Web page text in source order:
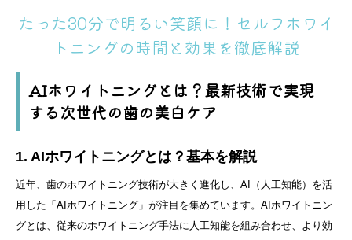
たった30分で明るい笑顔に！セルフホワイ
トニングの時間と効果を徹底解説
AIホワイトニングとは？最新技術で実現
する次世代の歯の美白ケア
1. AIホワイトニングとは？基本を解説
近年、歯のホワイトニング技術が大きく進化し、AI（人工知能）を活
用した「AIホワイトニング」が注目を集めています。AIホワイトニン
グとは、従来のホワイトニング手法に人工知能を組み合わせ、より効